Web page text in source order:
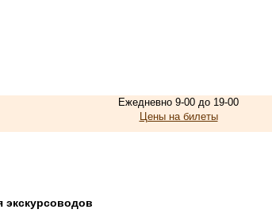
Ежедневно 9-00 до 19-00
Цены на билеты